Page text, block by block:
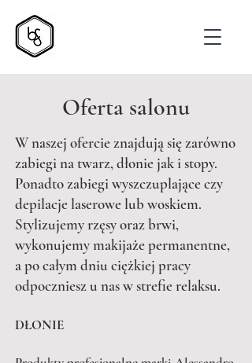
Oferta salonu
W naszej ofercie znajdują się zarówno
zabiegi na twarz, dłonie jak i stopy.
Ponadto zabiegi wyszczuplające czy
depilacje laserowe lub woskiem.
Stylizujemy rzęsy oraz brwi,
wykonujemy makijaże permanentne,
a po całym dniu ciężkiej pracy
odpoczniesz u nas w strefie relaksu.
DŁONIE